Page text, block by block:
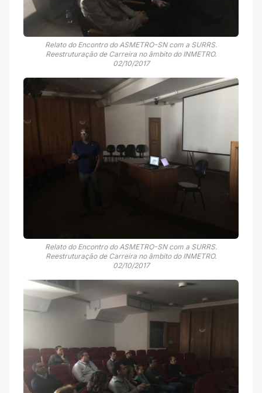
Relato do Encontro do ASMETRO-SN com a SURRS.
Reestruturação de Carreira no âmbito do INMETRO.
02/10/2017
Relato do Encontro do ASMETRO-SN com a SURRS.
Reestruturação de Carreira no âmbito do INMETRO.
02/10/2017